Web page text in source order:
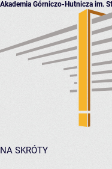
Akademia Górniczo-Hutnicza im.
NA SKRÓTY